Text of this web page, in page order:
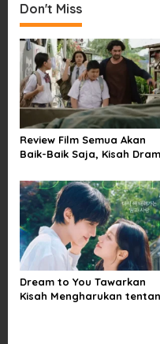
n
a
v
i
g
a
t
o
n
Don't Miss
Review Film Semua Akan
Baik-Baik Saja, Kisah
tentang Kehilangan dan
Harapan
Dream to You Tawarkan
Kisah Mengharukan